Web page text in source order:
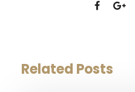
Related Posts